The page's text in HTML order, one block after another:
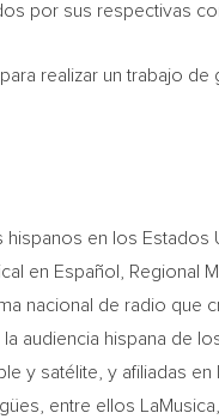
por sus respectivas
realizar un trabajo de
hispanos en los Estados
en Español, Regional
nacional de radio que
audiencia hispana de
y satélite, y afiliadas
entre ellos